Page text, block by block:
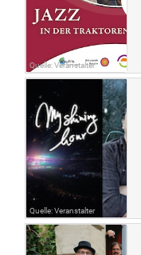
Quelle: Veranstalter
Quelle: Veranstalter